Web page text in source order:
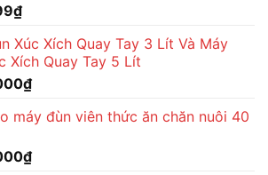
₫
Xúc Xích Quay Tay 3 Lít Và Máy
Xích Quay Tay 5 Lít
₫
máy đùn viên thức ăn chăn nuôi 40
₫